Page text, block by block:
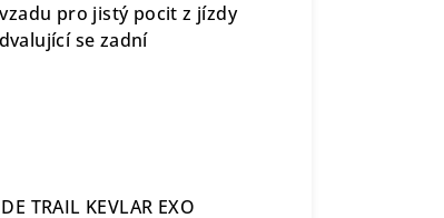
pro jistý pocit z jízdy
se zadní
TRAIL KEVLAR EXO